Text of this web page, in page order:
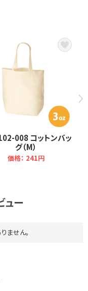
008 コットンバッ
グ（M）
価格： 241円
ュー
ません。